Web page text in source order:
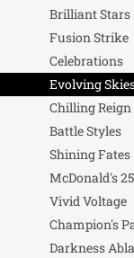
Brilliant Stars
Fusion Strike
Celebrations
Evolving
Chilling Reign
Battle Styles
Shining Fates
McDonald's
Vivid Voltage
Champion's
Darkness